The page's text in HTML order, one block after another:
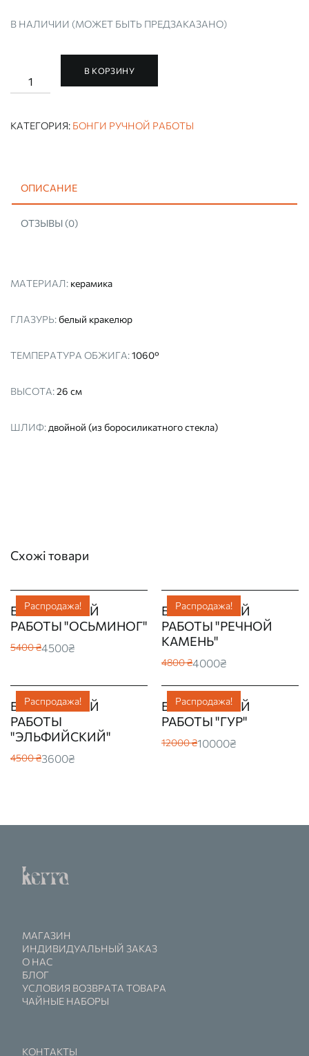
В НАЛИЧИИ (МОЖЕТ БЫТЬ ПРЕДЗАКАЗАНО)
Количество
БОНГ
"МОМЕНТУМ"
В КОРЗИНУ
КАТЕГОРИЯ: БОНГИ РУЧНОЙ РАБОТЫ
ОПИСАНИЕ
ОТЗЫВЫ (0)
МАТЕРИАЛ: керамика
ГЛАЗУРЬ:белый кракелюр
ТЕМПЕРАТУРА ОБЖИГА:1060°
ВЫСОТА:26 см
ШЛИФ: двойной (из боросиликатного стекла)
Схожі товари
Распродажа!
БОНГ РУЧНОЙ
РАБОТЫ "ОСЬМИНОГ"
5400 ₴4500₴
Распродажа!
БОНГ РУЧНОЙ
РАБОТЫ "РЕЧНОЙ
КАМЕНЬ"
4800 ₴4000₴
Распродажа!
БОНГ РУЧНОЙ
РАБОТЫ
"ЭЛЬФИЙСКИЙ"
4500 ₴3600₴
Распродажа!
БОНГ РУЧНОЙ
РАБОТЫ "ГУР"
12000 ₴10000₴
МАГАЗИН
ИНДИВИДУАЛЬНЫЙ ЗАКАЗ
О НАС
БЛОГ
УСЛОВИЯ ВОЗВРАТА ТОВАРА
ЧАЙНЫЕ НАБОРЫ
КОНТАКТЫ